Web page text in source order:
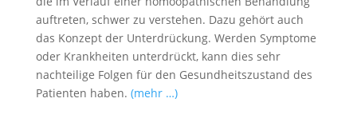
auftreten, schwer zu verstehen. Dazu gehört auch
das Konzept der Unterdrückung. Werden Symptome
oder Krankheiten unterdrückt, kann dies sehr
nachteilige Folgen für den Gesundheitszustand des
Patienten haben. (mehr …)